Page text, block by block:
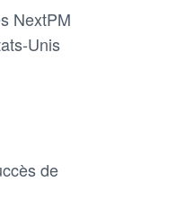
NextPM
Unis
de